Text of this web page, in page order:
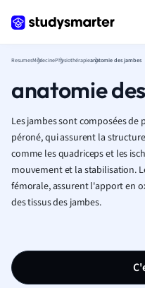
ResumesMédecinePhysiothérapieanatomie des jambes
anatomie
Les jambes sont composées
péroné, qui assurent la
comme les quadriceps et les
mouvement et la stabilisation.
fémorale, assurent l'apport en
des tissus des jambes.